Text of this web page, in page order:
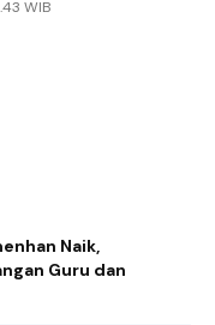
WIB
Naik,
Guru dan